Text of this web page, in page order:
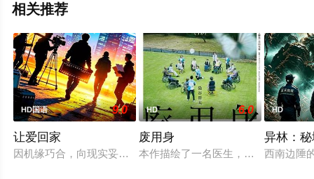
相关推荐
HD国语 9.0
让爱回家
因机缘巧合，向现实妥协的导演朱达仁萌生拍一部《河南人在北
HD 6.0
废用身
本作描绘了一名医生，因一种围绕“
HD
异林：
西南边陲